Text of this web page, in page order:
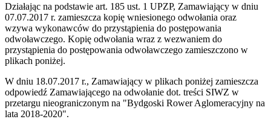
Działając na podstawie art. 185 ust. 1 UPZP, Zamawiający w dniu
07.07.2017 r. zamieszcza kopię wniesionego odwołania oraz
wzywa wykonawców do przystąpienia do postępowania
odwoławczego. Kopię odwołania wraz z wezwaniem do
przystąpienia do postępowania odwoławczego zamieszczono w
plikach poniżej.
W dniu 18.07.2017 r., Zamawiający w plikach poniżej zamieszcza
odpowiedź Zamawiającego na odwołanie dot. treści SIWZ w
przetargu nieograniczonym na "Bydgoski Rower Aglomeracyjny na
lata 2018-2020".